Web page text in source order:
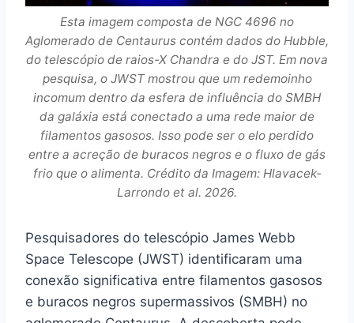
Esta imagem composta de NGC 4696 no
Aglomerado de Centaurus contém dados do Hubble,
do telescópio de raios-X Chandra e do JST. Em nova
pesquisa, o JWST mostrou que um redemoinho
incomum dentro da esfera de influência do SMBH
da galáxia está conectado a uma rede maior de
filamentos gasosos. Isso pode ser o elo perdido
entre a acreção de buracos negros e o fluxo de gás
frio que o alimenta. Crédito da Imagem: Hlavacek-
Larrondo et al. 2026.
Pesquisadores do telescópio James Webb
Space Telescope (JWST) identificaram uma
conexão significativa entre filamentos gasosos
e buracos negros supermassivos (SMBH) no